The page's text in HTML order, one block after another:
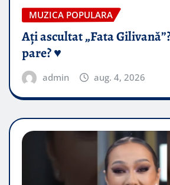
MUZICA POPULARA
Ați ascultat „Fata
pare? ♥️
admin aug. 4, 2026